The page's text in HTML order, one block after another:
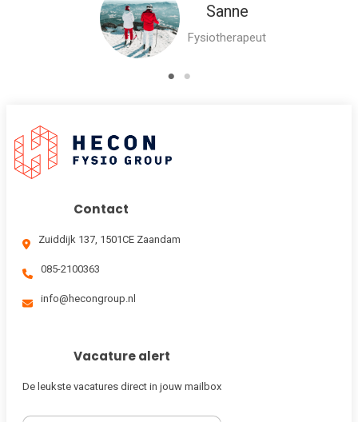
Sanne
Fysiotherapeut
Contact
Zuiddijk 137, 1501CE Zaandam
085-2100363
info@hecongroup.nl
Vacature alert
De leukste vacatures direct in jouw mailbox